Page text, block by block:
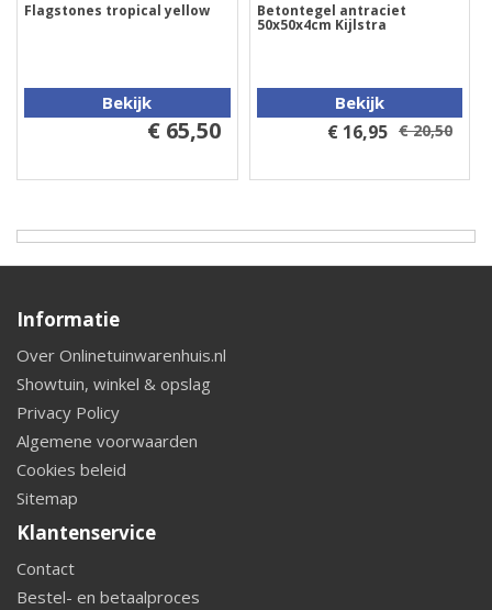
Flagstones tropical yellow
Bekijk
€ 65,50
Betontegel antraciet
50x50x4cm Kijlstra
Bekijk
€ 16,95 € 20,50
Informatie
Over Onlinetuinwarenhuis.nl
Showtuin, winkel & opslag
Privacy Policy
Algemene voorwaarden
Cookies beleid
Sitemap
Klantenservice
Contact
Bestel- en betaalproces